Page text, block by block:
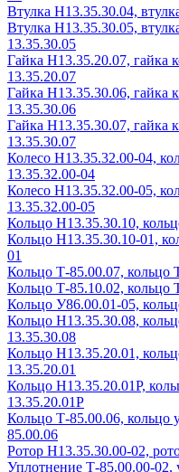
Втулка Н13.35.30.04,
Втулка Н13.35.30.05,
13.35.30.05
Гайка Н13.35.20.07, гайка
13.35.20.07
Гайка Н13.35.30.06, гайка
13.35.30.06
Гайка Н13.35.30.07, гайка
13.35.30.07
Колесо Н13.35.32.00-04,
13.35.32.00-04
Колесо Н13.35.32.00-05,
13.35.32.00-05
Кольцо Н13.35.30.10,
Кольцо Н13.35.30.10-01,
01
Кольцо Т-85.00.07, кольцо
Кольцо Т-85.10.02, кольцо
Кольцо У86.00.01-05,
Кольцо Н13.35.30.08,
13.35.30.08
Кольцо Н13.35.20.01,
13.35.20.01
Кольцо Н13.35.20.01Р,
13.35.20.01Р
Кольцо Т-85.00.06, кольцо
85.00.06
Ротор Н13.35.30.00-02,
Уплотнение Т-85.00.00-02,